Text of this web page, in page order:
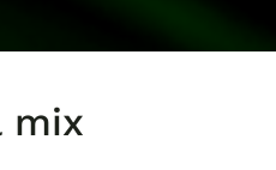
mix